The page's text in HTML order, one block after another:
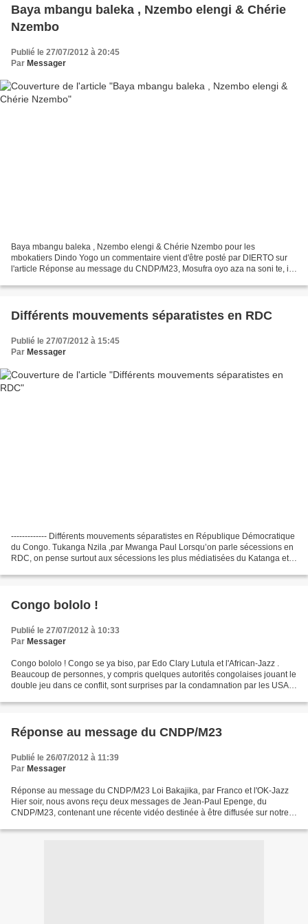
Baya mbangu baleka , Nzembo elengi & Chérie
Nzembo
Publié le 27/07/2012 à 20:45
Par Messager
Baya mbangu baleka , Nzembo elengi & Chérie Nzembo pour les
mbokatiers Dindo Yogo un commentaire vient d'être posté par DIERTO sur
l'article Réponse au message du CNDP/M23, Mosufra oyo aza na soni te, il
Différents mouvements séparatistes en RDC
Publié le 27/07/2012 à 15:45
Par Messager
------------- Différents mouvements séparatistes en République Démocratique
du Congo. Tukanga Nzila ,par Mwanga Paul Lorsqu’on parle sécessions en
RDC, on pense surtout aux sécessions les plus médiatisées du Katanga et
Congo bololo !
Publié le 27/07/2012 à 10:33
Par Messager
Congo bololo ! Congo se ya biso, par Edo Clary Lutula et l'African-Jazz .
Beaucoup de personnes, y compris quelques autorités congolaises jouant le
double jeu dans ce conflit, sont surprises par la condamnation par les USA
Réponse au message du CNDP/M23
Publié le 26/07/2012 à 11:39
Par Messager
Réponse au message du CNDP/M23 Loi Bakajika, par Franco et l'OK-Jazz
Hier soir, nous avons reçu deux messages de Jean-Paul Epenge, du
CNDP/M23, contenant une récente vidéo destinée à être diffusée sur notre